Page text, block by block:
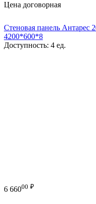
Цена договорная
Стеновая панель Антарес
4200*600*8
Доступность: 4 ед.
6 66000 ₽